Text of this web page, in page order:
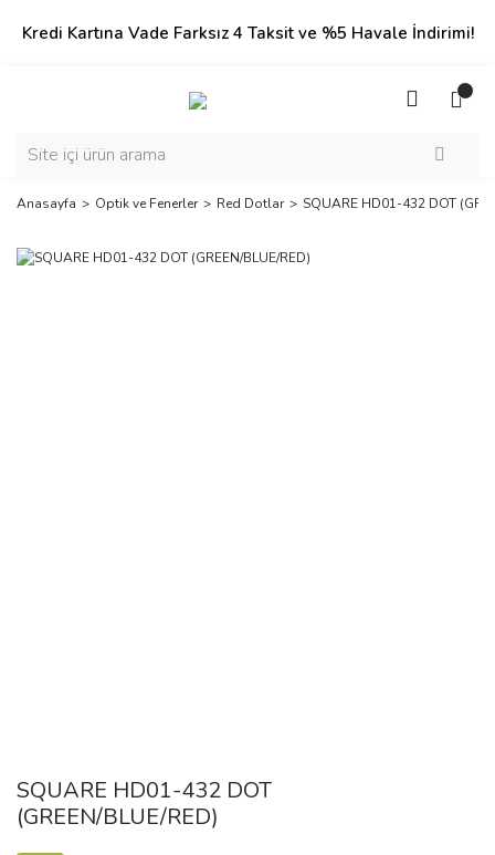
Kredi Kartına Vade Farksız 4 Taksit ve %5 Havale İndirimi!
Anasayfa Optik ve Fenerler Red Dotlar SQUARE HD01-432 DOT
SQUARE HD01-432 DOT
(GREEN/BLUE/RED)